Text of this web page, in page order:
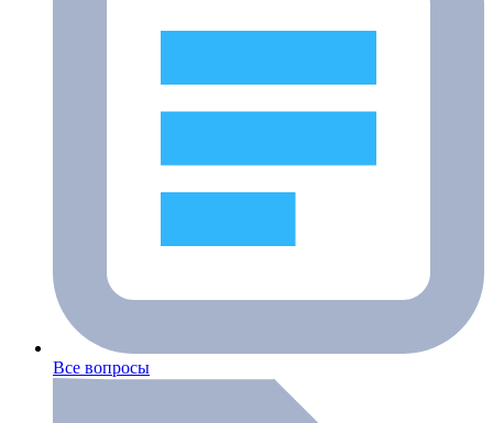
Все вопросы